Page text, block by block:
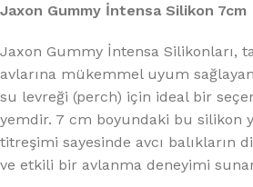
Jaxon Gummy İntensa Silikon 7cm
Jaxon Gummy İntensa Silikonları,
avlarına mükemmel uyum
su levreği (perch) için ideal bir
yemdir. 7 cm boyundaki bu silikon
titreşimi sayesinde avcı balıkların
ve etkili bir avlanma deneyimi